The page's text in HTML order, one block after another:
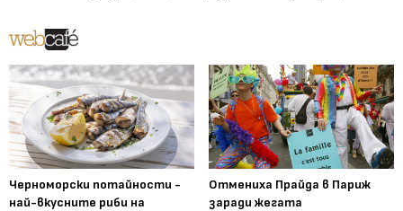
Черноморски потайности -
най-вкусните риби на
Отмениха Прайда в Париж
заради жегата